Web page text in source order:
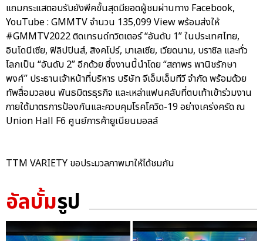
แถมกระแสตอบรับยังพีคขั้นสุดมียอดผู้ชมผ่านทาง Facebook,
YouTube : GMMTV จำนวน 135,099 View พร้อมส่งให้
#GMMTV2022 ติดเทรนด์ทวิตเตอร์ “อันดับ 1” ในประเทศไทย,
อินโดนีเซีย, ฟิลิปปินส์, สิงคโปร์, มาเลเซีย, เวียดนาม, บราซิล และทั่ว
โลกเป็น “อันดับ 2” อีกด้วย ซึ่งงานนี้นำโดย “สถาพร พานิชรักษา
พงศ์” ประธานเจ้าหน้าที่บริหาร บริษัท จีเอ็มเอ็มทีวี จำกัด พร้อมด้วย
ทัพสื่อมวลชน พันธมิตรธุรกิจ และเหล่าแฟนคลับที่ตบเท้าเข้าร่วมงาน
ภายใต้มาตรการป้องกันและควบคุมโรคโควิด-19 อย่างเคร่งครัด ณ
Union Hall F6 ศูนย์การค้ายูเนียนมอลล์
TTM VARIETY ขอประมวลภาพมาให้ได้ชมกัน
อัลบั้มรูป